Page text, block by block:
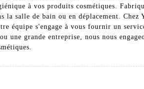
à vos produits cosmétiques.
la salle de bain ou en déplacement.
équipe s'engage à vous fournir un
une grande entreprise, nous nous